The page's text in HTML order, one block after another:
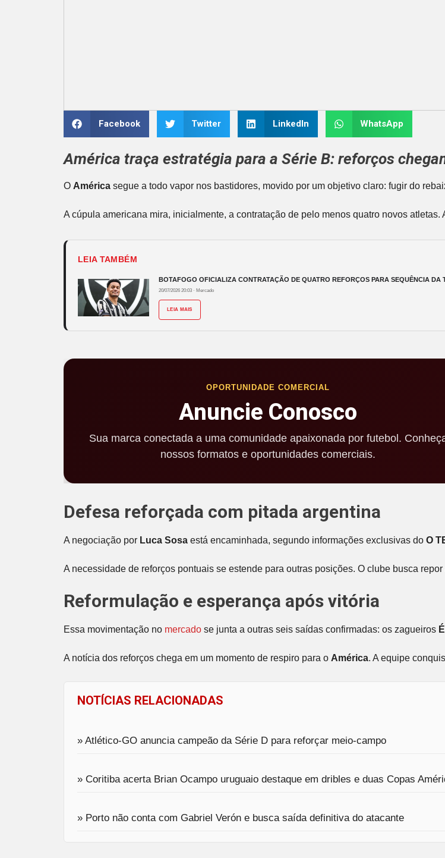
Facebook Twitter LinkedIn WhatsApp
América traça estratégia para a Série B: reforços
O América segue a todo vapor nos bastidores, movido por um objetivo claro: fugir do
A cúpula americana mira, inicialmente, a contratação de pelo menos quatro novos
LEIA TAMBÉM
BOTAFOGO OFICIALIZA CONTRATAÇÃO DE QUATRO REFORÇOS PARA SEQUÊNCIA DA
20/07/2026 20:03 · Mercado
LEIA MAIS
OPORTUNIDADE COMERCIAL
Anuncie Conosco
Sua marca conectada a uma comunidade apaixonada por futebol.
nossos formatos e oportunidades comerciais.
Defesa reforçada com pitada argentina
A negociação por Luca Sosa está encaminhada, segundo informações exclusivas do O
A necessidade de reforços pontuais se estende para outras posições. O clube busca
Reformulação e esperança após vitória
Essa movimentação no mercado se junta a outras seis saídas confirmadas: os zagueiros
A notícia dos reforços chega em um momento de respiro para o América. A equipe
NOTÍCIAS RELACIONADAS
» Atlético-GO anuncia campeão da Série D para reforçar meio-campo
» Coritiba acerta Brian Ocampo uruguaio destaque em dribles e duas Copas
» Porto não conta com Gabriel Verón e busca saída definitiva do atacante